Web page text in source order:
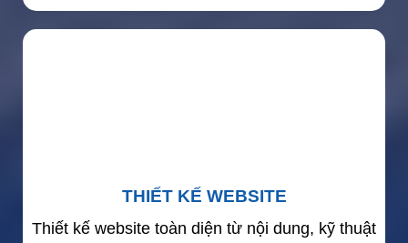
THIẾT KẾ WEBSITE
Thiết kế website toàn diện từ nội dung, kỹ thuật